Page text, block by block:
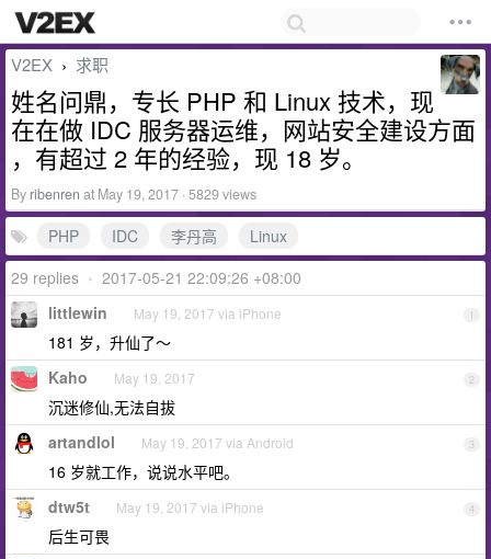
V2EX › 求职
姓名问鼎，专长 PHP 和 Linux 技术，现
在在做 IDC 服务器运维，网站安全建设方面
，有超过 2 年的经验，现 18 岁。
By ribenren at May 19, 2017 · 5829 views
PHP IDC 李丹高
Linux
29 replies • 2017-05-21 22:09:26 +08:00
1
littlewin May 19, 2017 via iPhone
181 岁，升仙了～
2
Kaho May 19, 2017
沉迷修仙,无法自拔
3
artandlol May 19, 2017 via Android
16 岁就工作，说说水平吧。
4
dtw5t May 19, 2017 via iPhone
后生可畏